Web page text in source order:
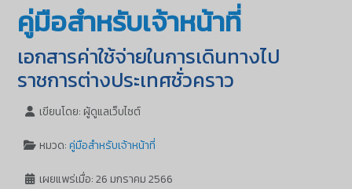
คู่มือสำหรับเจ้าหน้าที่
เอกสารค่าใช้จ่ายในการเดินทางไป
ราชการต่างประเทศชั่วคราว
เขียนโดย: ผู้ดูแลเว็บไซต์
หมวด:คู่มือสำหรับเจ้าหน้าที่
เผยแพร่เมื่อ: 26 มกราคม 2566